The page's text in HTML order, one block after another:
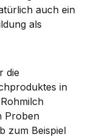
auch ein
als
die
in
Proben
zum Beispiel